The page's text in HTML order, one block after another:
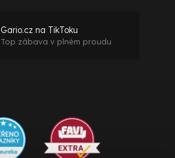
Gario.cz na TikToku
Top zábava v plném proudu